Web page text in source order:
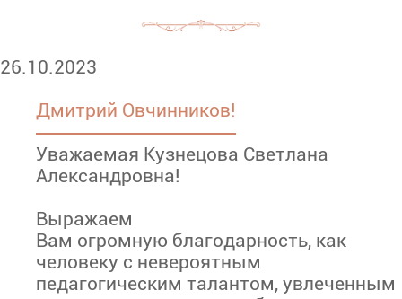
26.10.2023
Дмитрий Овчинников!
Уважаемая Кузнецова Светлана
Александровна!
Выражаем
Вам огромную благодарность, как
человеку с невероятным
педагогическим талантом, увлеченным